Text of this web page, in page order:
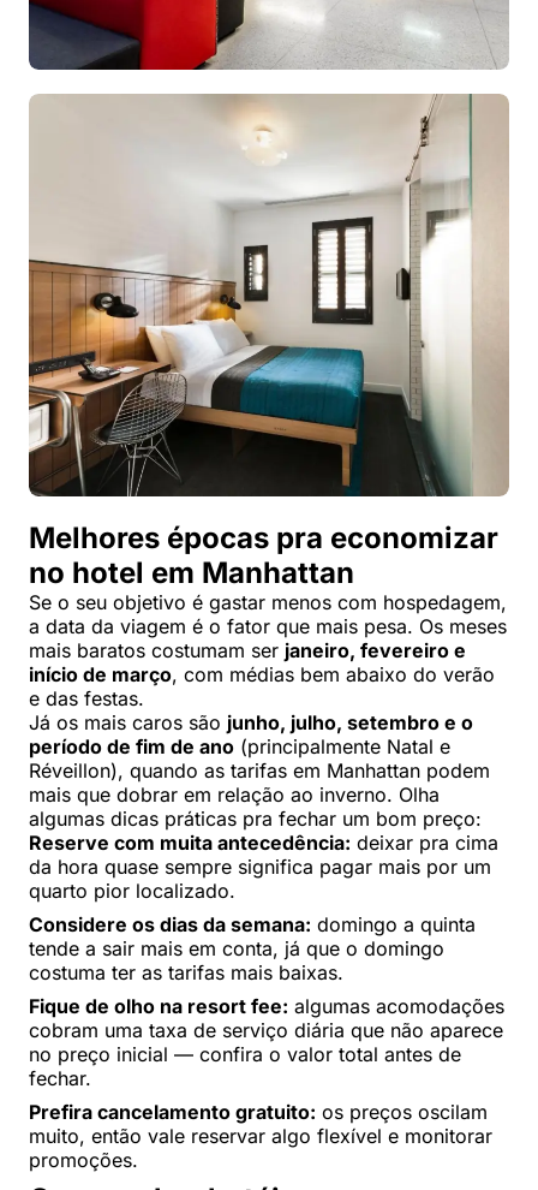
Melhores épocas pra economizar
no hotel em Manhattan
Se o seu objetivo é gastar menos com hospedagem,
a data da viagem é o fator que mais pesa. Os meses
mais baratos costumam ser janeiro, fevereiro e
início de março, com médias bem abaixo do verão
e das festas.
Já os mais caros são junho, julho, setembro e o
período de fim de ano (principalmente Natal e
Réveillon), quando as tarifas em Manhattan podem
mais que dobrar em relação ao inverno. Olha
algumas dicas práticas pra fechar um bom preço:
Reserve com muita antecedência: deixar pra cima
da hora quase sempre significa pagar mais por um
quarto pior localizado.
Considere os dias da semana: domingo a quinta
tende a sair mais em conta, já que o domingo
costuma ter as tarifas mais baixas.
Fique de olho na resort fee: algumas acomodações
cobram uma taxa de serviço diária que não aparece
no preço inicial — confira o valor total antes de
fechar.
Prefira cancelamento gratuito: os preços oscilam
muito, então vale reservar algo flexível e monitorar
promoções.